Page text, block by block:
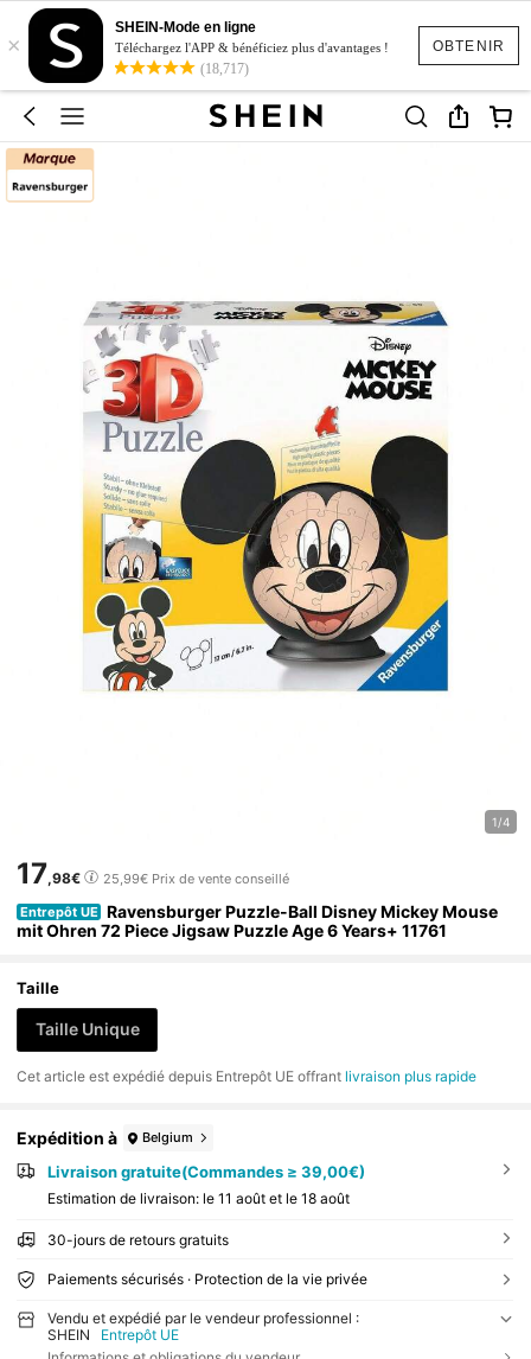
OBTENIR
×
SHEIN-Mode en ligne
Téléchargez l'APP & bénéficiez plus d'avantages !
(18,717)
1/4
17,98€ 25,99€ Prix de vente conseillé
Entrepôt UE Ravensburger Puzzle-Ball Disney Mickey Mouse
mit Ohren 72 Piece Jigsaw Puzzle Age 6 Years+ 11761
Taille
Taille Unique
Cet article est expédié depuis Entrepôt UE offrant livraison plus rapide
Expédition à Belgium
Livraison gratuite(Commandes ≥ 39,00€)
Estimation de livraison: le 11 août et le 18 août
30-jours de retours gratuits
Paiements sécurisés · Protection de la vie privée
Vendu et expédié par le vendeur professionnel :
SHEIN
Entrepôt UE